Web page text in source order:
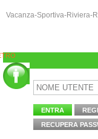
Vacanza-Sportiva-Riviera-
ENTRA
RECUPERA